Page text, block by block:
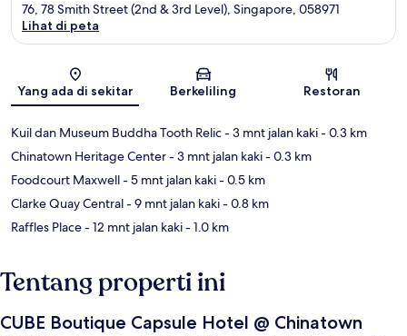
Peta
76, 78 Smith Street (2nd & 3rd Level), Singapore, 058971
Lihat di peta
Yang ada di sekitar Berkeliling Restoran
Kuil dan Museum Buddha Tooth Relic- 3 mnt jalan kaki- 0.3 km
Chinatown Heritage Center- 3 mnt jalan kaki- 0.3 km
Foodcourt Maxwell- 5 mnt jalan kaki- 0.5 km
Clarke Quay Central- 9 mnt jalan kaki- 0.8 km
Raffles Place- 12 mnt jalan kaki- 1.0 km
Tentang properti ini
CUBE Boutique Capsule Hotel @ Chinatown